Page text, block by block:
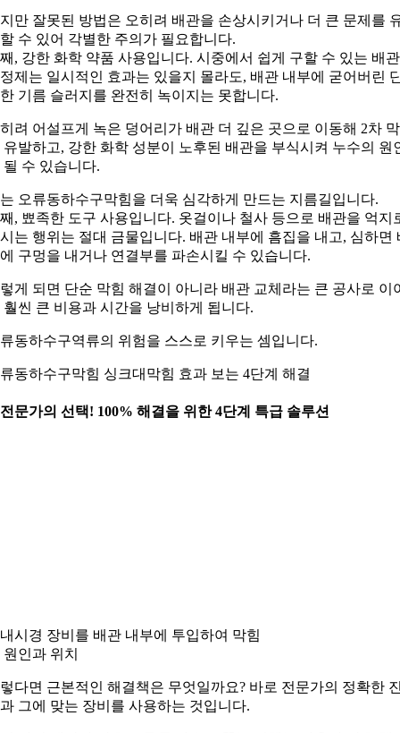
만 잘못된 방법은 오히려 배관을 손상시키거나 더 큰 문제를
수 있어 각별한 주의가 필요합니다.
, 강한 화학 약품 사용입니다. 시중에서 쉽게 구할 수 있는 배관
제는 일시적인 효과는 있을지 몰라도, 배관 내부에 굳어버린
기름 슬러지를 완전히 녹이지는 못합니다.
려 어설프게 녹은 덩어리가 배관 더 깊은 곳으로 이동해 2차
유발하고, 강한 화학 성분이 노후된 배관을 부식시켜 누수의 원
될 수 있습니다.
오류동하수구막힘을 더욱 심각하게 만드는 지름길입니다.
, 뾰족한 도구 사용입니다. 옷걸이나 철사 등으로 배관을 억지
는 행위는 절대 금물입니다. 배관 내부에 흠집을 내고, 심하면
구멍을 내거나 연결부를 파손시킬 수 있습니다.
게 되면 단순 막힘 해결이 아니라 배관 교체라는 큰 공사로 이
훨씬 큰 비용과 시간을 낭비하게 됩니다.
동하수구역류의 위험을 스스로 키우는 셈입니다.
동하수구막힘 싱크대막힘 효과 보는 4단계 해결
문가의 선택! 100% 해결을 위한 4단계 특급 솔루션
시경 장비를 배관 내부에 투입하여 막힘
원인과 위치
다면 근본적인 해결책은 무엇일까요? 바로 전문가의 정확한
그에 맞는 장비를 사용하는 것입니다.